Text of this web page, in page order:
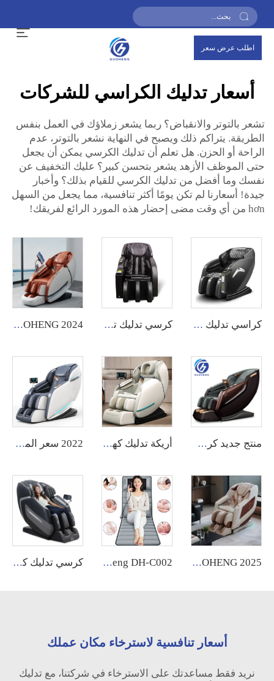
اطلب عرض سعر
أسعار تدليك الكراسي للشركات
تشعر بالتوتر والانقباض؟ ربما يشعر زملاؤك في العمل بنفس
الطريقة. يتراكم ذلك ويصبح في النهاية نشعر بالتوتر، عدم
الراحة أو الحزن. هل تعلم أن تدليك الكرسي يمكن أن يجعل
حتى الموظف الأزهد يشعر بتحسن كبير؟ عليك التخفيف عن
نفسك وما أفضل من تدليك الكرسي للقيام بذلك؟ وأخبار
جيدة! أسعارنا لم تكن يومًا أكثر تنافسية، مما يجعل من السهل
hơn من أي وقت مضى إحضار هذه المورد الرائع لفريقك!
كراسي تدليك تجارية ثلاثية الأبعاد رخيصة مجهزة بنظام إدارة خلفي عبر التطبيق، مع خيارات دفع قابلة للتخصيص، مناسبة للاستخدام في المطارات والمراكز التجارية. كرسي تدليك تجاري ثلاثي الأبعاد بأسعار معقولة مع طريقة دفع مخصصة وإدارة خلفية عبر التطبيق. GUOHENG 2024 كرسي تدليك حديث باستخدام ضغط الهواء مع تسخين وتدليك للخصر والأقدام بواسطة الأوامر الصوتية AI لجسم كامل
منتج جديد كرسي تدليك شياطسو فاخر صفر جاذبية مسار SL 4D كرسي تدليك الجسم باللمس أريكة تدليك كهربائية صحية، أريكة تدليك ذكية بعجن وتدليك شياتسو، كرسي تدليك القدمين بتصميم جديد، كرسي تدليك فاخر بجودة عالية 2022 سعر المصنع كرسي حاسوب صغير مع لوحة تحكم في التدليك وتغطية للوحة التدليك
GUOHENG 2025 كرسي تدليك كهربائي عالي الجودة بزاوية 4D وتقنية الجاذبية الصفرية وتمديد كامل للجسم Guoheng DH-C002 وسادة تدليك لمقعد السيارة مع وسادة قطنية رياضية للتدليك بالهواء المضغوط مع وظيفة التسخين كرسي تدليك كهربائي فاخر كبير مع تسخين وتدليك شياتسو وعجن واهتزاز بصيغة انعدام الجاذبية وتقنية 4D لجسم كامل مع بكرة أقدام للاستخدام المنزلي
أسعار تنافسية لاسترخاء مكان عملك
نريد فقط مساعدتك على الاسترخاء في شركتنا، مع تدليك